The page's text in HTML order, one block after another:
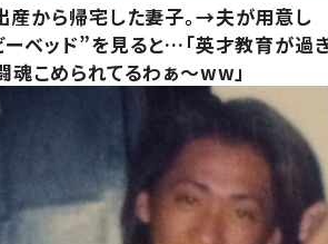
産から帰宅した妻子。→夫が用意し
ーベッド”を見ると…「英才教育が過
魂こめられてるわぁ～ww」